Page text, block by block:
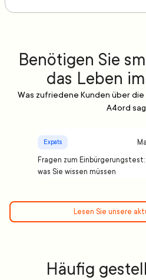
Benötigen Sie
das Leben
Was zufriedene Kunden über
A4ord
Expats
Fragen zum Einbürgerungstest:
was Sie wissen müssen
Lesen Sie unsere
Häufig